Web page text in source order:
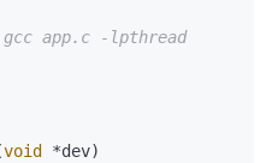
gcc app.c -lpthread
void
*dev)